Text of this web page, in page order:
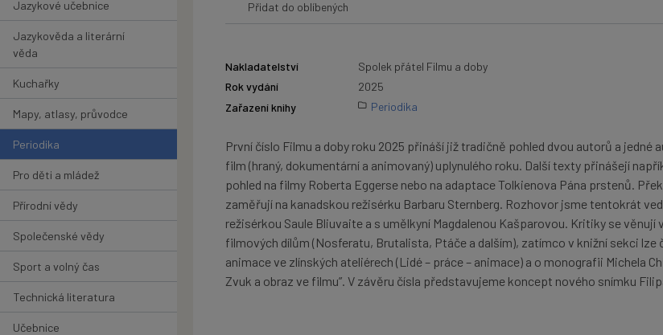
Jazykové učebnice
Jazykověda a literární
věda
Kuchařky
Mapy, atlasy, průvodce
Periodika
Pro děti a mládež
Přírodní vědy
Společenské vědy
Sport a volný čas
Technická literatura
Učebnice
Přidat do oblíbených
Nakladatelství
Spolek přátel Filmu a doby
Rok vydání
2025
Zařazení knihy
Periodika
První číslo Filmu a doby roku 2025 přináší již tradičně pohled dvou autorů a jedné
film (hraný, dokumentární a animovaný) uplynulého roku. Další texty přinášejí
pohled na filmy Roberta Eggerse nebo na adaptace Tolkienova Pána prstenů.
zaměřují na kanadskou režisérku Barbaru Sternberg. Rozhovor jsme tentokrát
režisérkou Saule Bliuvaite a s umělkyní Magdalenou Kašparovou. Kritiky se věnují
filmových dílům (Nosferatu, Brutalista, Ptáče a dalším), zatímco v knižní sekci lze
animace ve zlínských ateliérech (Lidé – práce – animace) a o monografii Michela
Zvuk a obraz ve filmu”. V závěru čísla představujeme koncept nového snímku